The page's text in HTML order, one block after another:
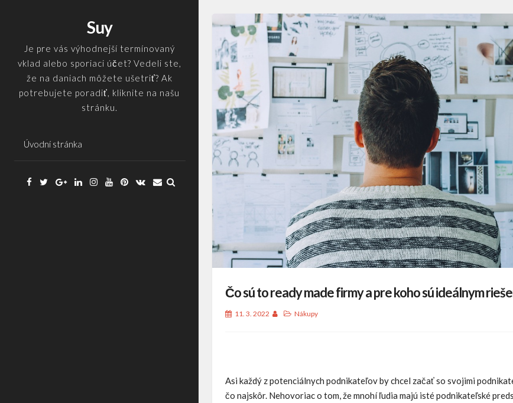
Suy
Je pre vás výhodnejší termínovaný
vklad alebo sporiaci účet? Vedeli ste,
že na daniach môžete ušetriť? Ak
potrebujete poradiť, kliknite na našu
stránku.
Úvodní stránka
Facebook
TwitterGoogleLinkedinInstagramYouTube
Pinterest
VK Email
Čo sú to ready made firmy a pre koho sú ideálnym
11. 3. 2022 Nákupy
Asi každý z potenciálnych podnikateľov by chcel začať so svojimi
čo najskôr. Nehovoriac o tom, že mnohí ľudia majú isté podnikateľské